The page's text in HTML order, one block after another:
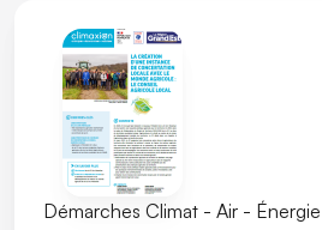
Démarches Climat - Air - Énergie